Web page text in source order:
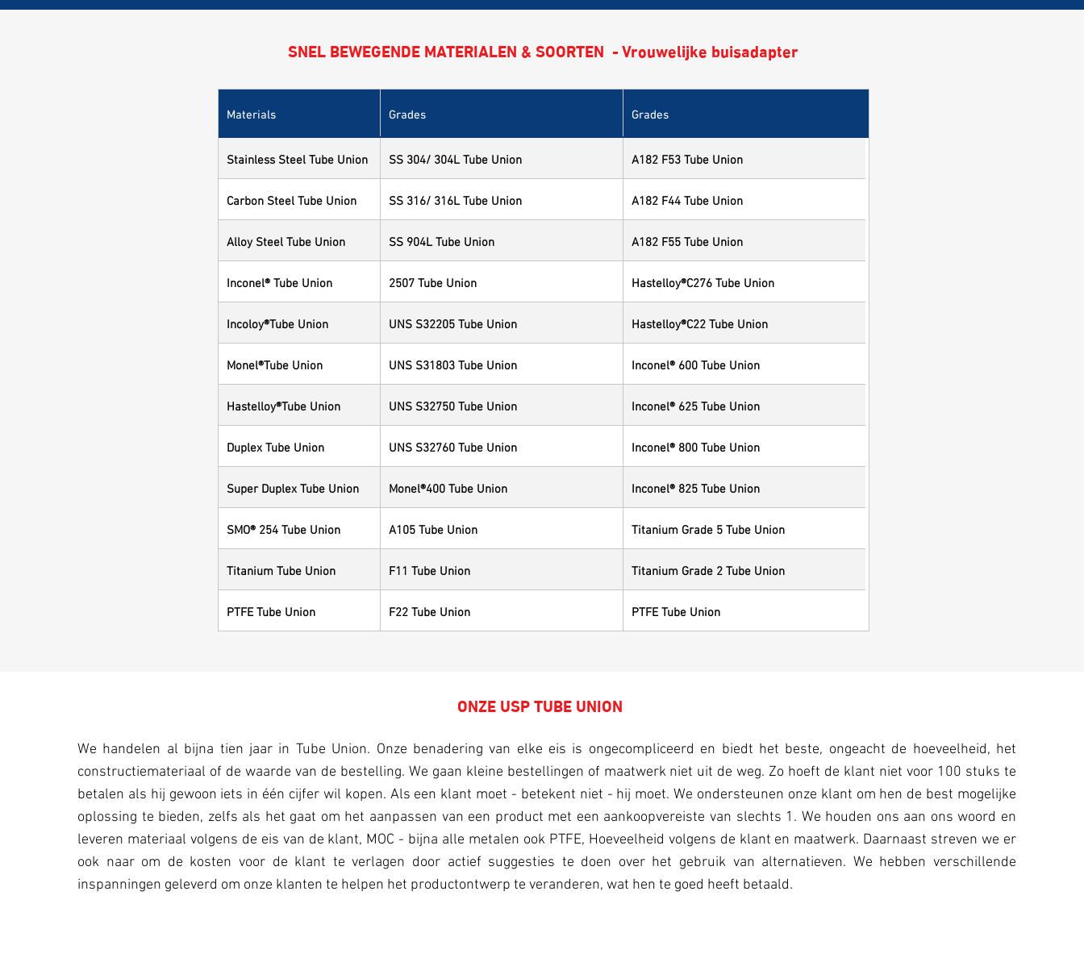
SNEL BEWEGENDE MATERIALEN & SOORTEN - Vrouwelijke buisadapter
Materials Grades Grades
Stainless Steel Tube Union SS 304/ 304L Tube Union A182 F53 Tube Union
Carbon Steel Tube Union SS 316/ 316L Tube Union A182 F44 Tube Union
Alloy Steel Tube Union SS 904L Tube Union A182 F55 Tube Union
Inconel® Tube Union 2507 Tube Union Hastelloy®C276 Tube Union
Incoloy®Tube Union UNS S32205 Tube Union Hastelloy®C22 Tube Union
Monel®Tube Union UNS S31803 Tube Union Inconel® 600 Tube Union
Hastelloy®Tube Union UNS S32750 Tube Union Inconel® 625 Tube Union
Duplex Tube Union UNS S32760 Tube Union Inconel® 800 Tube Union
Super Duplex Tube Union Monel®400 Tube Union Inconel® 825 Tube Union
SMO® 254 Tube Union A105 Tube Union Titanium Grade 5 Tube Union
Titanium Tube Union F11 Tube Union Titanium Grade 2 Tube Union
PTFE Tube Union F22 Tube Union PTFE Tube Union
ONZE USP TUBE UNION
We handelen al bijna tien jaar in Tube Union. Onze benadering van elke eis is ongecompliceerd en biedt het beste, ongeacht de hoeveelheid, het
constructiemateriaal of de waarde van de bestelling. We gaan kleine bestellingen of maatwerk niet uit de weg. Zo hoeft de klant niet voor 100 stuks te
betalen als hij gewoon iets in één cijfer wil kopen. Als een klant moet - betekent niet - hij moet. We ondersteunen onze klant om hen de best mogelijke
oplossing te bieden, zelfs als het gaat om het aanpassen van een product met een aankoopvereiste van slechts 1. We houden ons aan ons woord en
leveren materiaal volgens de eis van de klant, MOC - bijna alle metalen ook PTFE, Hoeveelheid volgens de klant en maatwerk. Daarnaast streven we er
ook naar om de kosten voor de klant te verlagen door actief suggesties te doen over het gebruik van alternatieven. We hebben verschillende
inspanningen geleverd om onze klanten te helpen het productontwerp te veranderen, wat hen te goed heeft betaald.